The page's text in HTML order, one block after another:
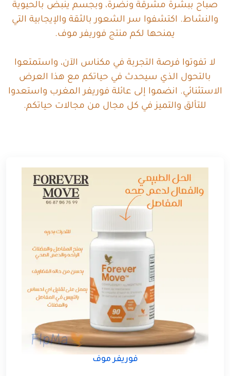
صباح ببشرة مشرقة ونضرة، وبجسم ينبض بالحيوية
والنشاط. اكتشفوا سر الشعور بالثقة والإيجابية التي
يمنحها لكم منتج فوريفر موف.
لا تفوتوا فرصة التجربة في مكناس الآن، واستمتعوا
بالتحول الذي سيحدث في حياتكم مع هذا العرض
الاستثنائي. انضموا إلى عائلة فوريفر المغرب واستعدوا
للتألق والتميز في كل مجال من مجالات حياتكم.
فوريفر موف